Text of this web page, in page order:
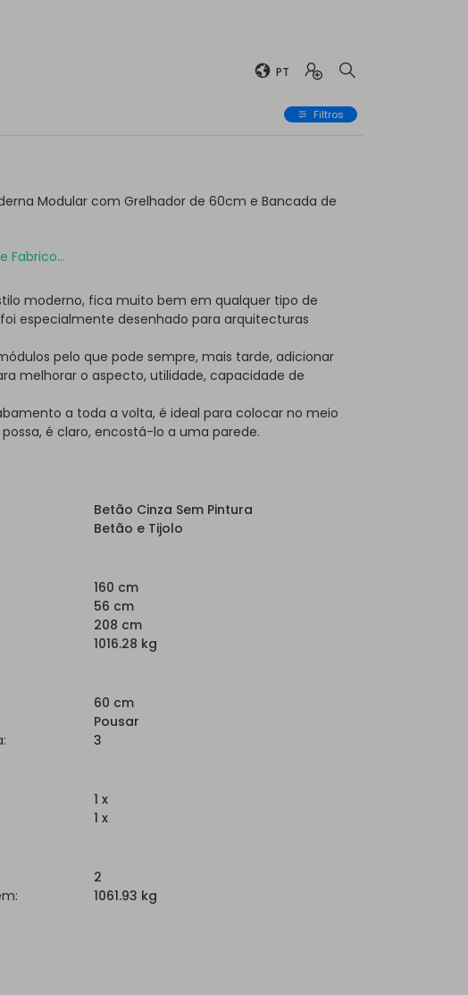
PT
Filtros
Modular com Grelhador de 60cm e Bancada de
Fabrico...
moderno, fica muito bem em qualquer tipo de
especialmente desenhado para arquitecturas
pelo que pode sempre, mais tarde, adicionar
melhorar o aspecto, utilidade, capacidade de
a toda a volta, é ideal para colocar no meio
é claro, encostá-lo a uma parede.
Betão Cinza Sem Pintura
Betão e Tijolo
160 cm
56 cm
208 cm
1016.28 kg
60 cm
Pousar
3
1 x
1 x
2
1061.93 kg